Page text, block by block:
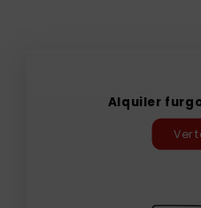
Alquiler
Ver